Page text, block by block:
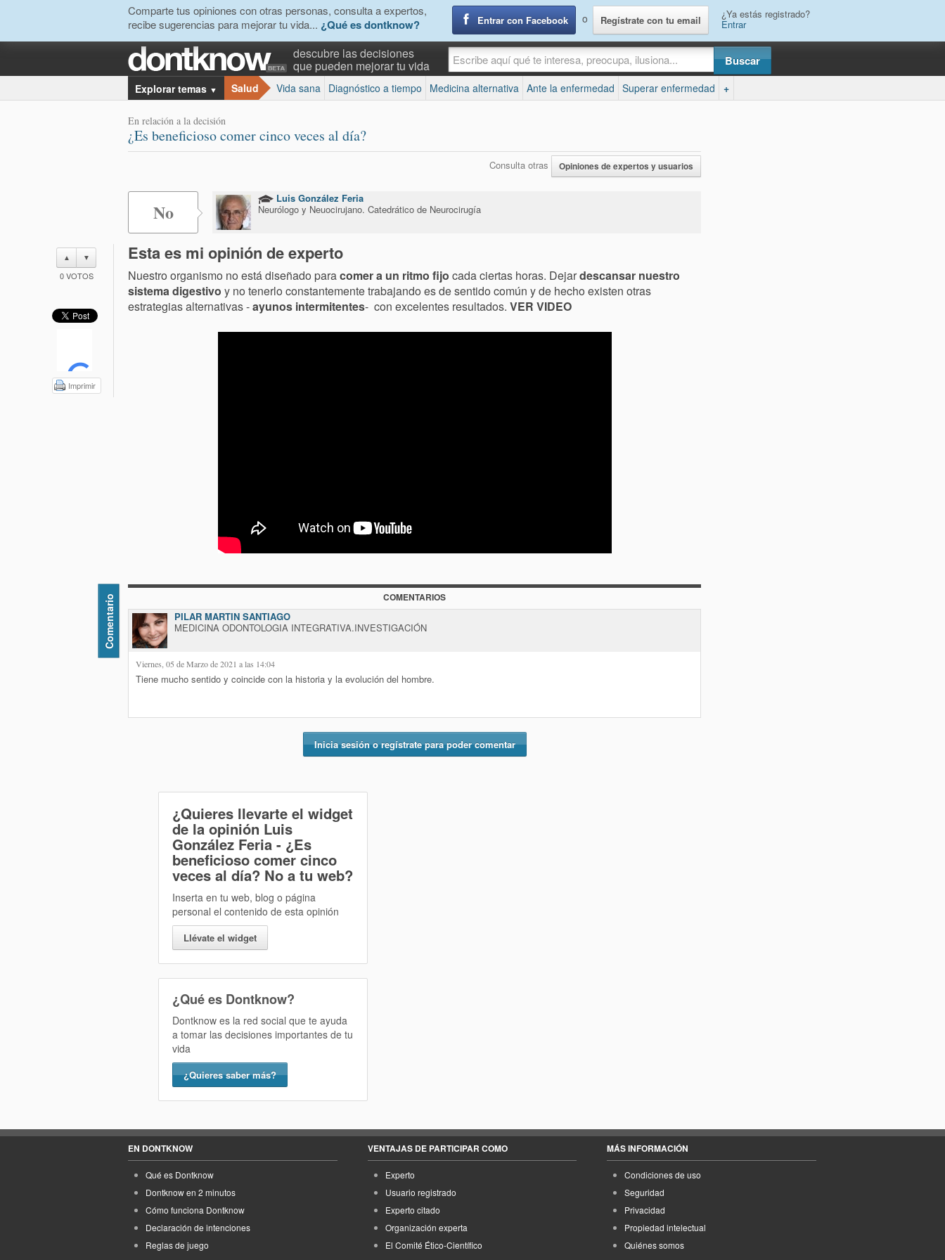
Comparte tus opiniones con otras personas, consulta a expertos,
recibe sugerencias para mejorar tu vida... ¿Qué es dontknow? Entrar con Facebook o Regístrate con tu email ¿Ya estás registrado?
Entrar
descubre las decisiones
que pueden mejorar tu vida
Explorar temas ▼ Salud Vida sana Diagnóstico a tiempo Medicina alternativa Ante la enfermedad Superar enfermedad +
En relación a la decisión
¿Es beneficioso comer cinco veces al día?
Consulta otras Opiniones de expertos y usuarios
No
Luis González Feria
Neurólogo y Neuocirujano. Catedrático de Neurocirugía
▲ ▼
0VOTOS
Imprimir
Esta es mi opinión de experto
Nuestro organismo no está diseñado paracomer a un ritmo fijo cada ciertas horas. Dejardescansar nuestro
sistema digestivo y no tenerlo constantemente trabajando es de sentido común y de hecho existen otras
estrategias alternativas -ayunos intermitentes- con excelentes resultados. VER VIDEO
Comentario COMENTARIOS
PILAR MARTIN SANTIAGO
MEDICINA ODONTOLOGIA INTEGRATIVA.INVESTIGACIÓN
Viernes, 05 de Marzo de 2021 a las 14:04
Tiene mucho sentido y coincide con la historia y la evolución del hombre.
Inicia sesión o regístrate para poder comentar
¿Quieres llevarte el widget
de la opinión Luis
González Feria - ¿Es
beneficioso comer cinco
veces al día? No a tu web?
Inserta en tu web, blog o página
personal el contenido de esta opinión
Llévate el widget
¿Qué es Dontknow?
Dontknow es la red social que te ayuda
a tomar las decisiones importantes de tu
vida
¿Quieres saber más?
EN DONTKNOW
Qué es Dontknow
Dontknow en 2 minutos
Cómo funciona Dontknow
Declaración de intenciones
Reglas de juego
VENTAJAS DE PARTICIPAR COMO
Experto
Usuario registrado
Experto citado
Organización experta
El Comité Ético-Científico
MÁS INFORMACIÓN
Condiciones de uso
Seguridad
Privacidad
Propiedad intelectual
Quiénes somos